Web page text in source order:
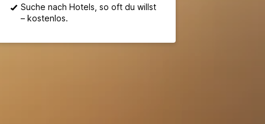
Suche nach Hotels, so oft du willst
– kostenlos.